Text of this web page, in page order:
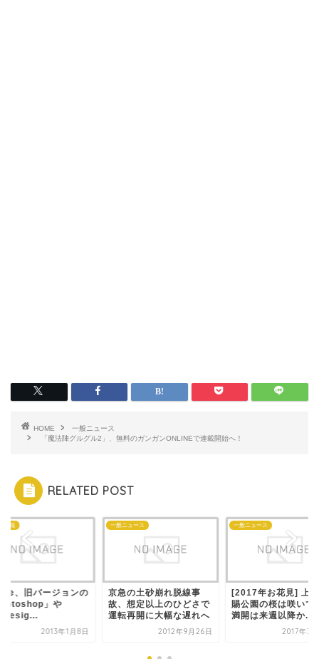
HOME
一般ニュース
「魔法陣グルグル2」、無料のガンガンONLINEで連載開始へ！
RELATED POST
情報
、旧バージョンの
」や
2013年1月8日
一般ニュース
京急の土砂崩れ脱線事
故、想定以上のひどさで
運転再開に大幅な遅れへ
2012年9月26日
一般ニュース
[2017年お花見] 上
賜公園の桜は咲いて
満開は来週以降か...
2017年3